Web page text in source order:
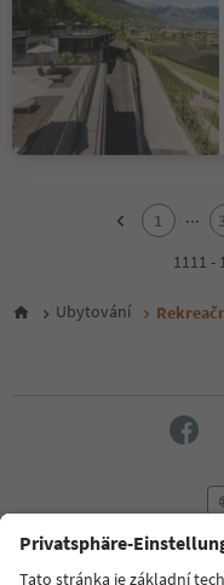
6
16
17
1 ...
1111 -
Ubytování
FAQ